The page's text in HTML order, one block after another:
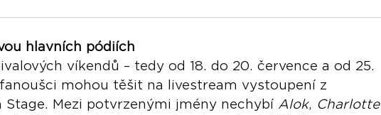
hlavních pódiích
víkendů – tedy od 18. do 20. července a od 25.
mohou těšit na livestream vystoupení z
Stage. Mezi potvrzenými jmény nechybí Alok, Charlotte